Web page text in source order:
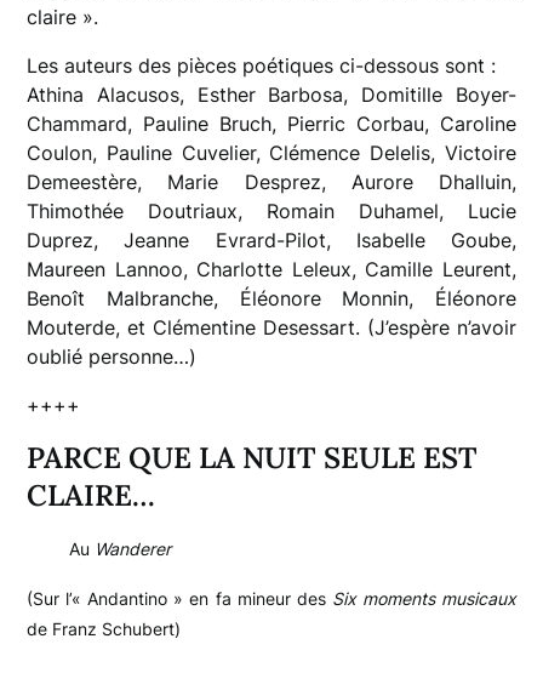
claire ».
Les auteurs des pièces poétiques ci-dessous sont :
Athina Alacusos, Esther Barbosa, Domitille Boyer-
Chammard, Pauline Bruch, Pierric Corbau, Caroline
Coulon, Pauline Cuvelier, Clémence Delelis, Victoire
Demeestère, Marie Desprez, Aurore Dhalluin,
Thimothée Doutriaux, Romain Duhamel, Lucie
Duprez, Jeanne Evrard-Pilot, Isabelle Goube,
Maureen Lannoo, Charlotte Leleux, Camille Leurent,
Benoît Malbranche, Éléonore Monnin, Éléonore
Mouterde, et Clémentine Desessart. (J’espère n’avoir
oublié personne…)
++++
PARCE QUE LA NUIT SEULE EST
CLAIRE…
Au Wanderer
(Sur l’« Andantino » en fa mineur des Six moments musicaux
de Franz Schubert)